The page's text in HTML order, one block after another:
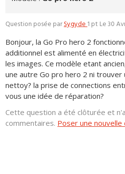
Question posée parSygyde1 pt Le 30
Bonjour, la Go Pro hero 2
additionnel est alimenté en
les images. Ce modèle etant
une autre Go pro hero 2 ni trouver
nettoy? la prise de connections
vous une idée de réparation?
Cette question a été clôturée et
commentaires. Poser une nouvelle